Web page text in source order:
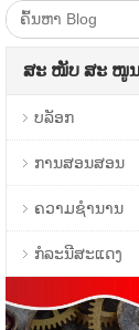
ສະ ໜັບ ສະ ໜູ
ບລັອກ
ການສອນສອນ
ຄວາມຊໍານານ
ກໍລະນີສະແດງ